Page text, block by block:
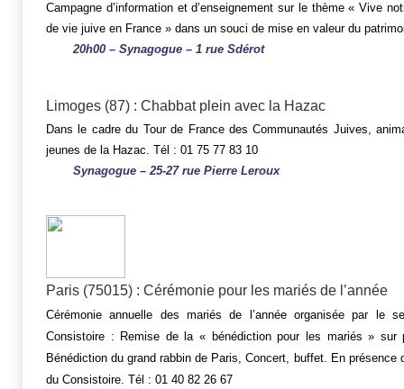
Campagne d’information et d’enseignement sur le thème « Vive
de vie juive en France » dans un souci de mise en valeur du
20h00 – Synagogue – 1 rue Sdérot
Limoges (87) : Chabbat plein avec la Hazac
Dans le cadre du Tour de France des Communautés Juives,
jeunes de la Hazac. Tél : 01 75 77 83 10
Synagogue – 25-27 rue Pierre Leroux
Paris (75015) : Cérémonie pour les mariés de l’année
Cérémonie annuelle des mariés de l’année organisée par le
Consistoire : Remise de la « bénédiction pour les mariés » sur
Bénédiction du grand rabbin de Paris, Concert, buffet. En présence
du Consistoire. Tél : 01 40 82 26 67